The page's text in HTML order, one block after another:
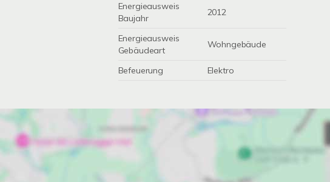
Energieausweis
Baujahr
2012
Energieausweis
Gebäudeart
Wohngebäude
Befeuerung Elektro